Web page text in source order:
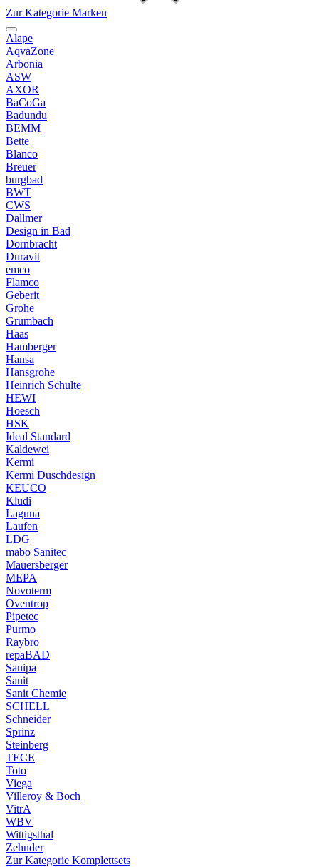
Zur Kategorie Marken
Alape
AqvaZone
Arbonia
ASW
AXOR
BaCoGa
Badundu
BEMM
Bette
Blanco
Breuer
burgbad
BWT
CWS
Dallmer
Design in Bad
Dornbracht
Duravit
emco
Flamco
Geberit
Grohe
Grumbach
Haas
Hamberger
Hansa
Hansgrohe
Heinrich Schulte
HEWI
Hoesch
HSK
Ideal Standard
Kaldewei
Kermi
Kermi Duschdesign
KEUCO
Kludi
Laguna
Laufen
LDG
mabo Sanitec
Mauersberger
MEPA
Novoterm
Oventrop
Pipetec
Purmo
Raybro
repaBAD
Sanipa
Sanit
Sanit Chemie
SCHELL
Schneider
Sprinz
Steinberg
TECE
Toto
Viega
Villeroy & Boch
VitrA
WBV
Wittigsthal
Zehnder
Zur Kategorie Komplettsets